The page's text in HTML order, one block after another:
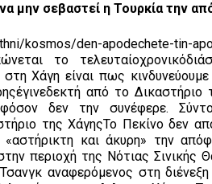
μην σεβαστεί η Τουρκία την
kosmos/den-apodechete-
το
Χάγη είναι πως
από το
δεν την συνέφερε.
της ΧάγηςΤο Πεκίνο δεν
«αστήρικτη και άκυρη» την
περιοχή της Νότιας
αναφερόμενος στη